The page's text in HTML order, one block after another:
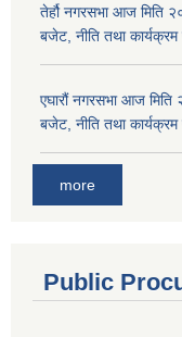
तेर्हौ नगरसभा आज
बजेट, नीति तथा
एघारौं नगरसभा आज
बजेट, नीति तथा
more
Public